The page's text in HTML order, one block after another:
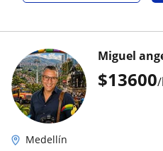
$13600
Miguel
Medellín